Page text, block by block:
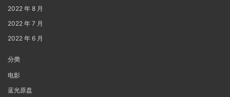
2022 年 8 月
2022 年 7 月
2022 年 6 月
分类
电影
蓝光原盘